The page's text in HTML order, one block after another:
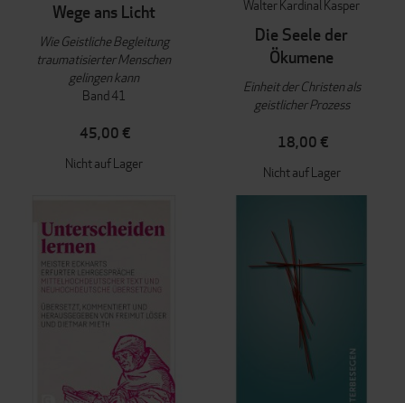
Wege ans Licht
Wie Geistliche Begleitung
traumatisierter Menschen
gelingen kann
Band 41
45,00 €
Nicht auf Lager
Walter Kardinal Kasper
Die Seele der
Ökumene
Einheit der Christen als
geistlicher Prozess
18,00 €
Nicht auf Lager